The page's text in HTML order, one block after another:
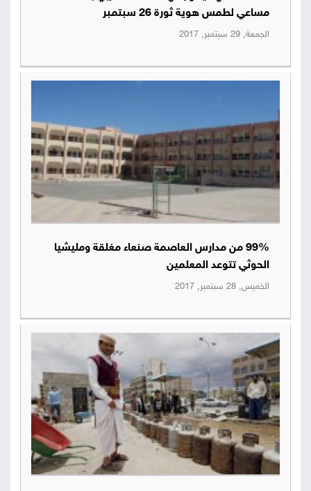
مساعي لطمس هوية ثورة 26 سبتمبر
الجمعة, 29 سبتمبر, 2017
99% من مدارس العاصمة صنعاء مغلقة ومليشيا
الحوثي تتوعد المعلمين
الخميس, 28 سبتمبر, 2017